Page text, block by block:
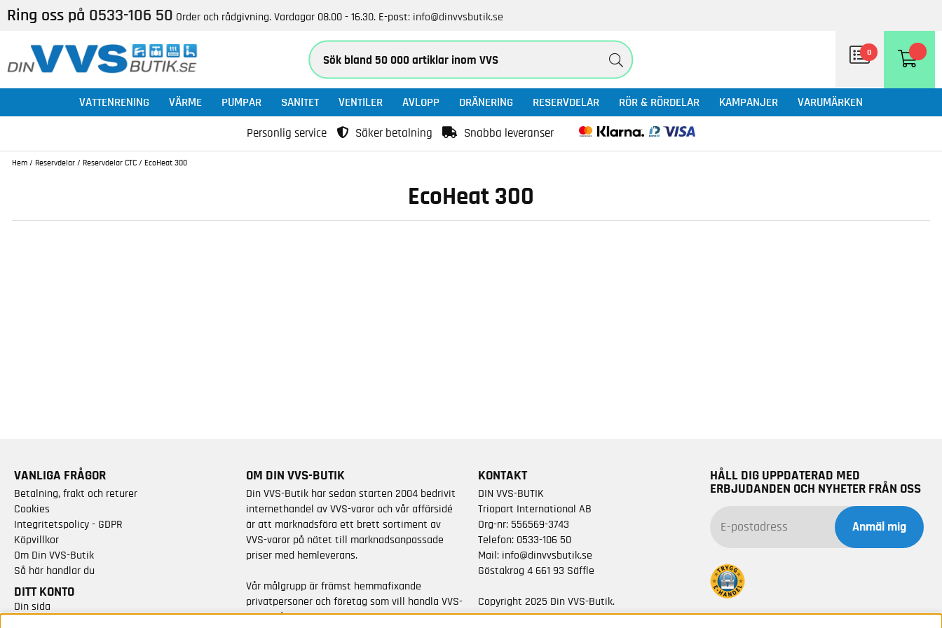
Ring oss på 0533-106 50 Order och rådgivning. Vardagar 08.00 - 16.30. E-post: info@dinvvsbutik.se
0
VATTENRENING VÄRME PUMPAR SANITET VENTILER AVLOPP DRÄNERING RESERVDELAR RÖR & RÖRDELAR KAMPANJER VARUMÄRKEN
Personlig service Säker betalning Snabba leveranser
Hem / Reservdelar / Reservdelar CTC / EcoHeat 300
EcoHeat 300
VANLIGA FRÅGOR
Betalning, frakt och returer
Cookies
Integritetspolicy - GDPR
Köpvillkor
Om Din VVS-Butik
Så här handlar du
DITT KONTO
Din sida
OM DIN VVS-BUTIK
Din VVS-Butik har sedan starten 2004 bedrivit
internethandel av VVS-varor och vår affärsidé
är att marknadsföra ett brett sortiment av
VVS-varor på nätet till marknadsanpassade
priser med hemleverans.
Vår målgrupp är främst hemmafixande
privatpersoner och företag som vill handla VVS-
varor från kända varumärken.
KONTAKT
DIN VVS-BUTIK
Triopart International AB
Org-nr: 556569-3743
Telefon: 0533-106 50
Mail: info@dinvvsbutik.se
Göstakrog 4 661 93 Säffle
Copyright 2025 Din VVS-Butik.
All rights reserved.
HÅLL DIG UPPDATERAD MED
ERBJUDANDEN OCH NYHETER FRÅN OSS
Anmäl mig